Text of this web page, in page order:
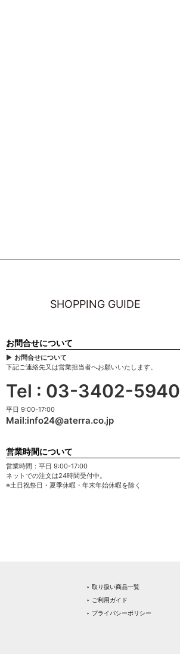
SHOPPING GUIDE
お問合せについて
▶ お問合せについて
下記ご連絡先又は営業担当者へお願いいたします。
Tel : 03-3402-5940
平日 9:00-17:00
Mail:info24@aterra.co.jp
営業時間について
営業時間：平日 9:00-17:00
ネットでの注文は24時間受付中。
※土日祝祭日・夏季休暇・年末年始休暇を除く
‣ 取り扱い商品一覧
‣ ご利用ガイド
‣ プライバシーポリシー